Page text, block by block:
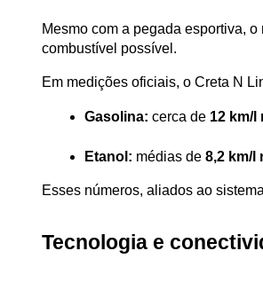
Mesmo com a pegada esportiva,
combustível possível.
Em medições oficiais, o Creta N
Gasolina: cerca de 12 km/l
Etanol: médias de 8,2 km/l
Esses números, aliados ao sistema
Tecnologia e